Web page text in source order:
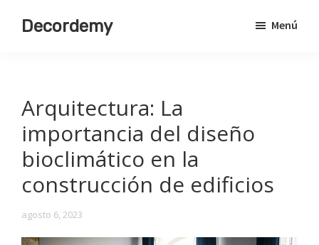
Decordemy Menú
Arquitectura: La
importancia del diseño
bioclimático en la
construcción de edificios
agosto 6, 2023